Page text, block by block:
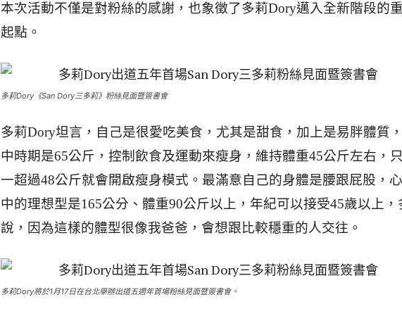
本次活動不僅是對粉絲的感謝，也象徵了多莉Dory邁入全新階段的
起點。
多莉Dory《San Dory三多莉》粉絲見面暨簽書會
多莉Dory坦言，自己是很愛吃美食，尤其是甜食，加上是易胖體質
中時期是65公斤，控制飲食及運動來瘦身，維持體重45公斤左右，
一超過48公斤就會開啟瘦身模式。最滿意自己的身體是腰跟屁股，
中的理想型是165公分、體重90公斤以上，年紀可以接受45歲以上，
說，因為這樣的體型很像我爸爸，會想跟比較穩重的人交往。
多莉Dory將於1月17日在台北舉辦出道五週年首場粉絲見面暨簽書會。